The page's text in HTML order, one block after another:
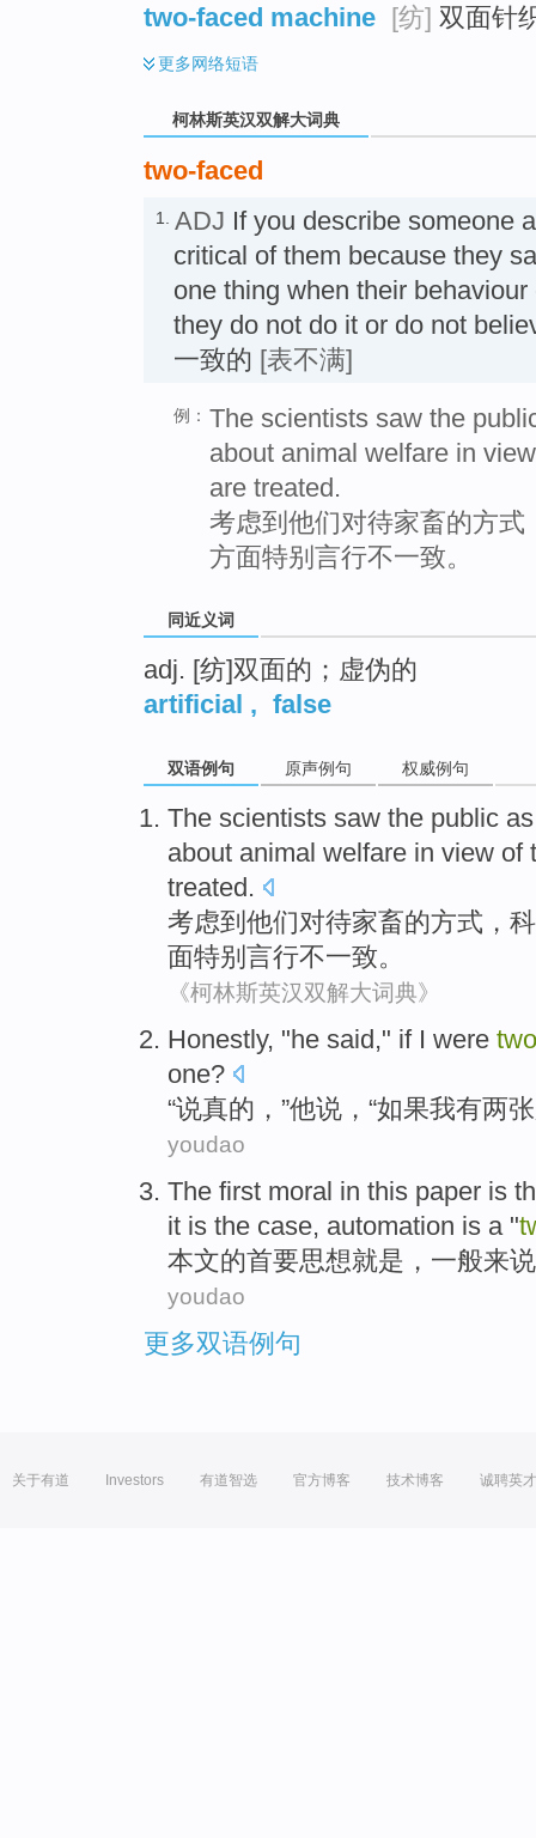
two-faced machine [纺] 双面针
更多网络短语
柯林斯英汉双解大词典
two-faced
1. ADJ If you describe someone
critical of them because they
one thing when their
they do not do it or do not
一致的 [表不满]
例： The scientists saw the
about animal welfare in
are treated.
考虑到他们对待家畜的方
方面特别言行不一致。
同近义词
adj. [纺]双面的；虚伪的
artificial , false
双语例句 原声例句 权威例句
The scientists saw the public
about animal welfare in view of
treated.
考虑到他们对待家畜的方式 ，
面特别 言行不一致。
《柯林斯英汉双解大词典》
Honestly, "he said," if I were
one?
“说真的 ，”他说 ，“如果我有两张
youdao
The first moral in this paper is
it is the case, automation is a "
本文的首要思想就是 ， 一般来说
youdao
更多双语例句
关于有道 Investors 有道智选 官方博客 技术博客 诚聘英才